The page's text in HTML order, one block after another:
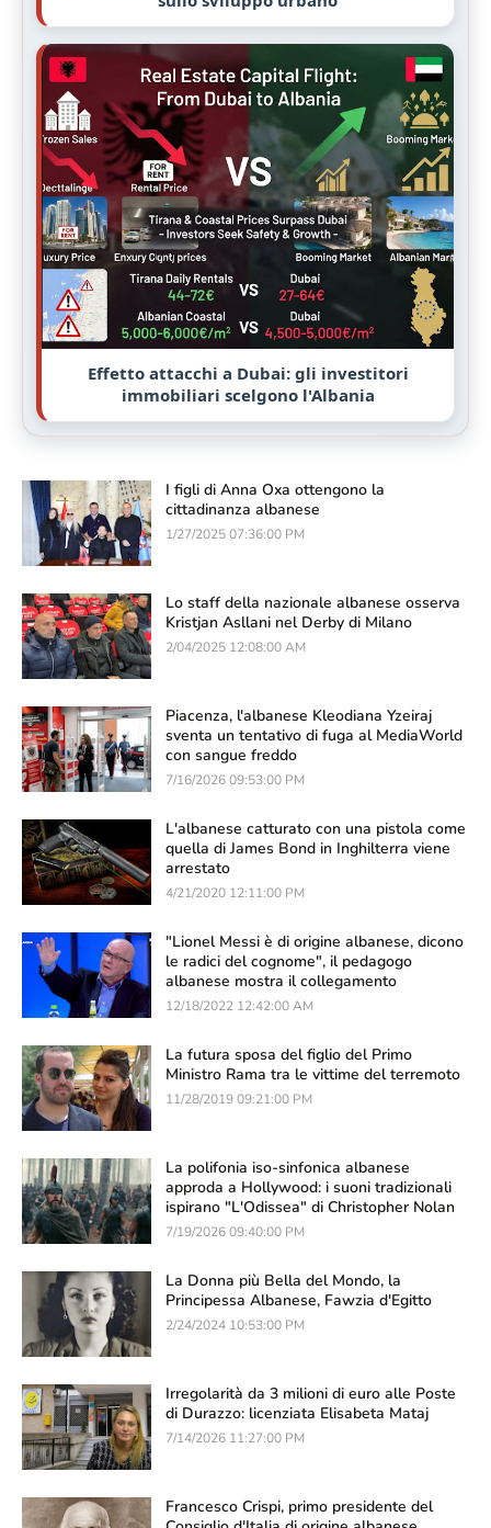
Effetto attacchi a Dubai: gli investitori
immobiliari scelgono l'Albania
I figli di Anna Oxa ottengono la
cittadinanza albanese
1/27/2025 07:36:00 PM
Lo staff della nazionale albanese osserva
Kristjan Asllani nel Derby di Milano
2/04/2025 12:08:00 AM
Piacenza, l'albanese Kleodiana Yzeiraj
sventa un tentativo di fuga al MediaWorld
con sangue freddo
7/16/2026 09:53:00 PM
L'albanese catturato con una pistola come
quella di James Bond in Inghilterra viene
arrestato
4/21/2020 12:11:00 PM
"Lionel Messi è di origine albanese, dicono
le radici del cognome", il pedagogo
albanese mostra il collegamento
12/18/2022 12:42:00 AM
La futura sposa del figlio del Primo
Ministro Rama tra le vittime del terremoto
11/28/2019 09:21:00 PM
La polifonia iso-sinfonica albanese
approda a Hollywood: i suoni tradizionali
ispirano "L'Odissea" di Christopher Nolan
7/19/2026 09:40:00 PM
La Donna più Bella del Mondo, la
Principessa Albanese, Fawzia d'Egitto
2/24/2024 10:53:00 PM
Irregolarità da 3 milioni di euro alle Poste
di Durazzo: licenziata Elisabeta Mataj
7/14/2026 11:27:00 PM
Francesco Crispi, primo presidente del